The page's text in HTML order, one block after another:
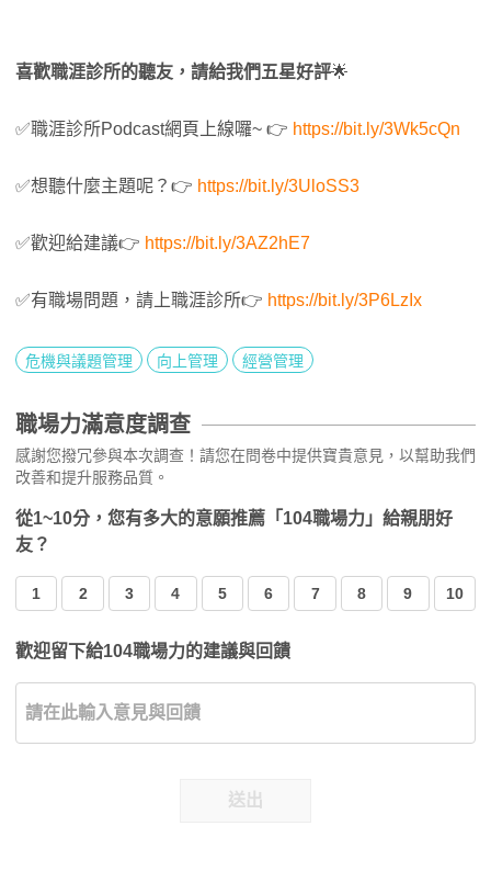
喜歡職涯診所的聽友，請給我們五星好評🌟
✅職涯診所Podcast網頁上線囉~ 👉 https://bit.ly/3Wk5cQn
✅想聽什麼主題呢？👉 https://bit.ly/3UloSS3
✅歡迎給建議👉 https://bit.ly/3AZ2hE7
✅有職場問題，請上職涯診所👉 https://bit.ly/3P6LzIx
危機與議題管理 向上管理 經營管理
職場力滿意度調查
感謝您撥冗參與本次調查！請您在問卷中提供寶貴意見，以幫助我們
改善和提升服務品質。
從1~10分，您有多大的意願推薦「104職場力」給親朋好
友？
1 2 3 4 5 6 7 8 9 10
歡迎留下給104職場力的建議與回饋
送出